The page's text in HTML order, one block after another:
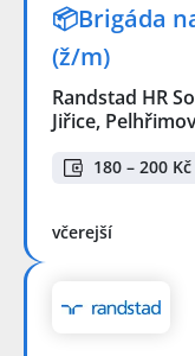
📦Brigáda
(ž/m)
Randstad HR
Jiřice,
180 – 200
včerejší